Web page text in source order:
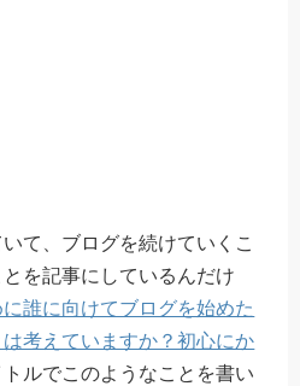
て、ブログを続けていくこ
を記事にしているんだけ
誰に向けてブログを始めた
考えていますか？初心にか
ルでこのようなことを書い